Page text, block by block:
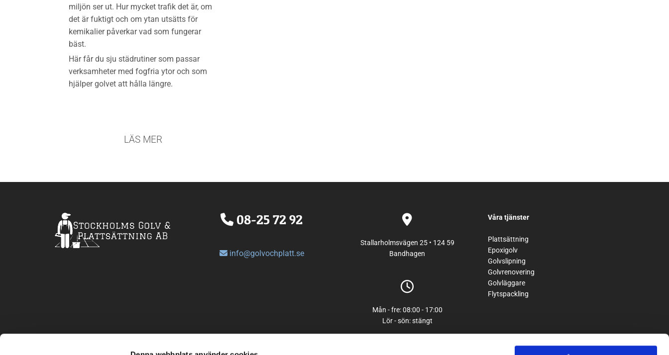
miljön ser ut. Hur mycket trafik det är, om
det är fuktigt och om ytan utsätts för
kemikalier påverkar vad som fungerar
bäst.
Här får du sju städrutiner som passar
verksamheter med fogfria ytor och som
hjälper golvet att hålla längre.
LÄS MER
 08-25 72 92
 info@golvochplatt.se

Stallarholmsvägen 25 • 124 59
Bandhagen

Mån - fre: 08:00 - 17:00
Lör - sön: stängt
Våra tjänster
Plattsättning
Epoxigolv
Golvslipning
Golvrenovering
Golvläggare
Flytspackling